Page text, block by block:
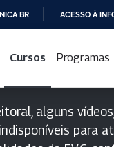
PARA
CONTEÚDO
BR ACESSO À
Cursos Programas
alguns
para